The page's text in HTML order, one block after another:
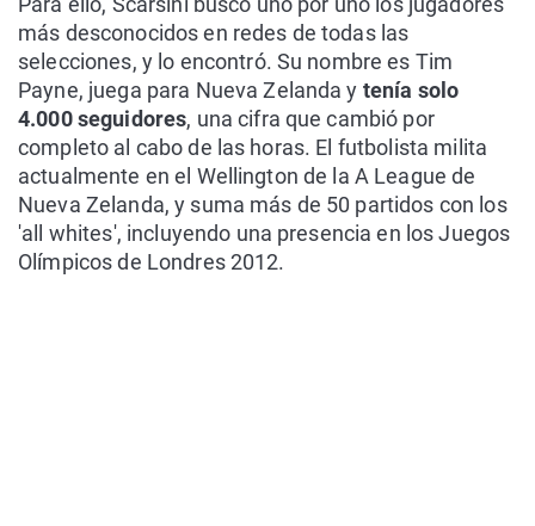
más desconocidos en redes de todas las
selecciones, y lo encontró. Su nombre es Tim
Payne, juega para Nueva Zelanda y tenía solo
4.000 seguidores, una cifra que cambió por
completo al cabo de las horas. El futbolista milita
actualmente en el Wellington de la A League de
Nueva Zelanda, y suma más de 50 partidos con los
'all whites', incluyendo una presencia en los Juegos
Olímpicos de Londres 2012.